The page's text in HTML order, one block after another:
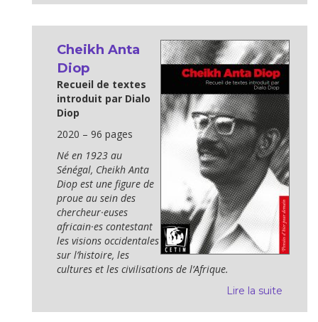
Cheikh Anta
Diop
Recueil de textes
introduit par Dialo
Diop
2020 – 96 pages
Né en 1923 au
Sénégal, Cheikh Anta
Diop est une figure de
proue au sein des
chercheur·euses
africain·es contestant
les visions occidentales
sur l’histoire, les
cultures et les civilisations de l’Afrique.
Lire la suite